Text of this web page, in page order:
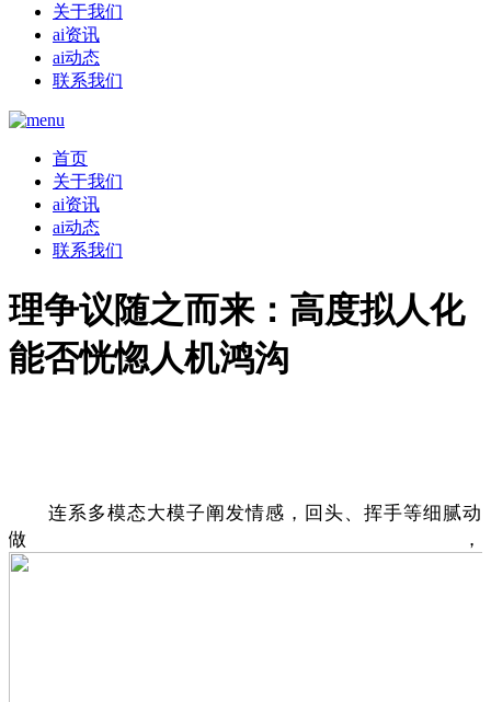
关于我们
ai资讯
ai动态
联系我们
首页
关于我们
ai资讯
ai动态
联系我们
理争议随之而来：高度拟人化
能否恍惚人机鸿沟
连系多模态大模子阐发情感，回头、挥手等细腻动
做，